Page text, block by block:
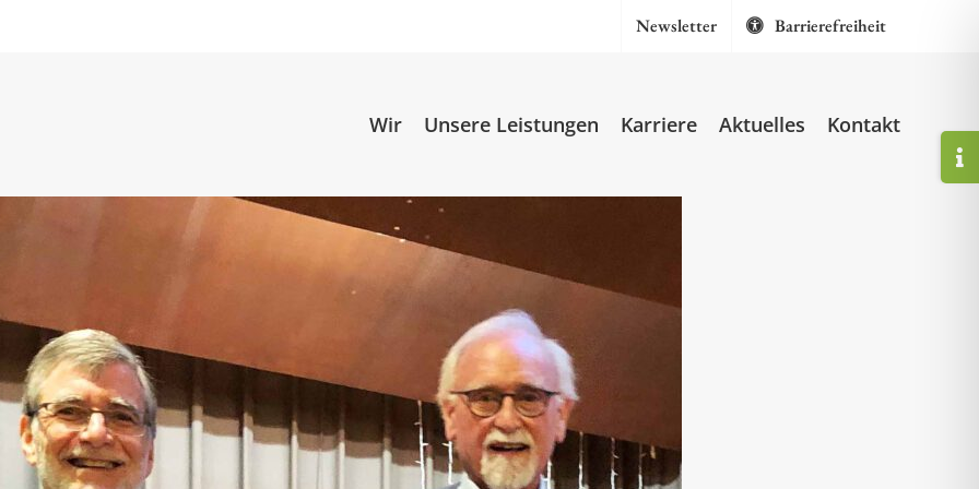
Newsletter Barrierefreiheit
Wir Unsere Leistungen Karriere Aktuelles Kontakt